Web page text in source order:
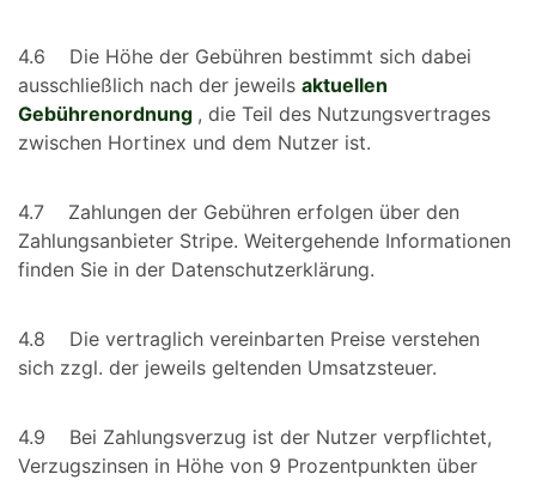
4.6 Die Höhe der Gebühren bestimmt sich dabei
ausschließlich nach der jeweils aktuellen
Gebührenordnung , die Teil des Nutzungsvertrages
zwischen Hortinex und dem Nutzer ist.
4.7 Zahlungen der Gebühren erfolgen über den
Zahlungsanbieter Stripe. Weitergehende Informationen
finden Sie in der Datenschutzerklärung.
4.8 Die vertraglich vereinbarten Preise verstehen
sich zzgl. der jeweils geltenden Umsatzsteuer.
4.9 Bei Zahlungsverzug ist der Nutzer verpflichtet,
Verzugszinsen in Höhe von 9 Prozentpunkten über